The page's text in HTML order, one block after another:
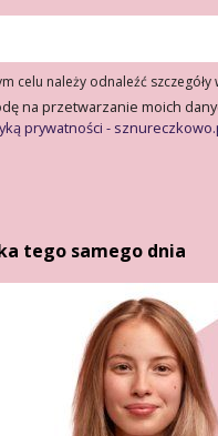
celu należy odnaleźć
na przetwarzanie moich
prywatności -
tego samego dnia